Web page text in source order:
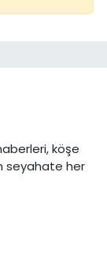
köşe
seyahate her